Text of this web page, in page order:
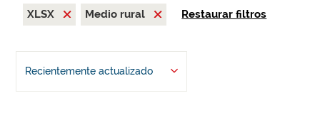
XLSX
Medio rural Restaurar filtros
Recientemente actualizado